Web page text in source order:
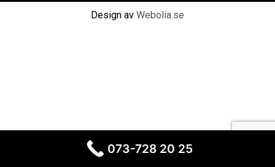
Design av Webolia.se
073-728 20 25